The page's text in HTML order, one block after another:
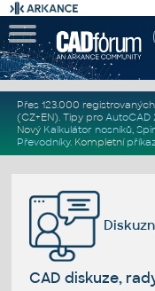
Přes 123.000
(CZ+EN). Tipy pro AutoCAD
Nový Kalkulátor nosníků,
Převodníky. Kompletní
CAD diskuze,